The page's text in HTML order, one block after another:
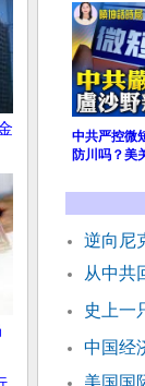
中共严控微
防川吗？美
逆向尼
从中共
史上一
中国经
美国国